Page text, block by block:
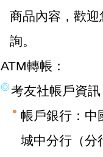
商品內容，歡
詢。
ATM轉帳：
考友社帳戶資
帳戶銀行：中
城中分行（分